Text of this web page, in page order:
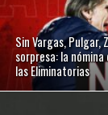
Sin Vargas, Pulgar,
sorpresa: la
las Eliminatorias